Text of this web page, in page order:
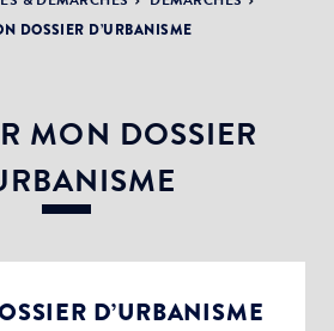
ÉVÈNEMENTS
DÉMOCRATIE
PARTICIPATIVE
DOSSIER D’URBANISME
MON DOSSIER
D’URBANISME